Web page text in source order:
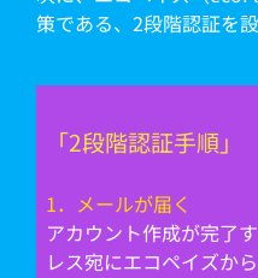
策である、2段階認証を
「2段階認証手順」
1．メールが届く
アカウント作成が完了
レス宛にエコペイズか